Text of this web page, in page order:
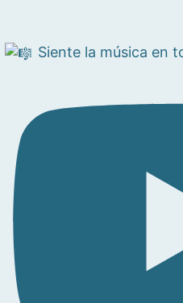
Siente la música en